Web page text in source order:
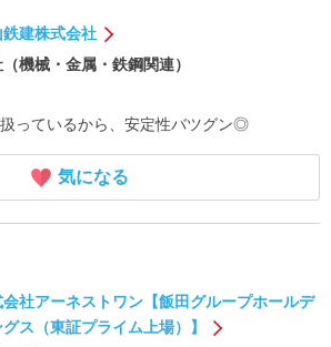
鉄建株式会社
機械・金属・鉄鋼関連）
っているから、安定性バツグン◎
気になる
会社アーネストワン【飯田グループホールデ
グス（東証プライム上場）】